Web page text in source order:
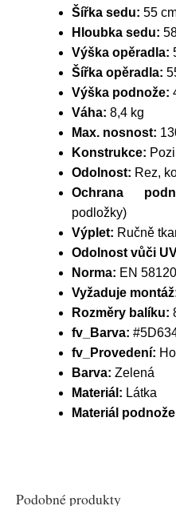
Šířka sedu: 55
Hloubka sedu:
Výška opěradla:
Šířka opěradla:
Výška podnože:
Váha: 8,4 kg
Max. nosnost:
Konstrukce:
Odolnost: Rez,
Ochrana
podložky)
Výplet: Ručně
Odolnost vůči
Norma: EN
Vyžaduje
Rozměry balíku:
fv_Barva:
fv_Provedení:
Barva: Zelená
Materiál: Látka
Materiál
Podobné produkty